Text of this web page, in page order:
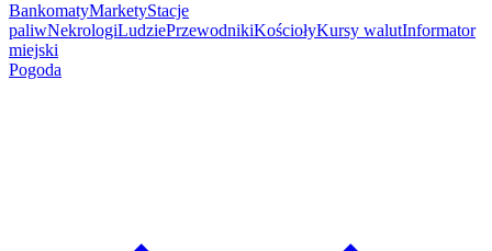
BankomatyMarketyStacje
paliwNekrologiLudziePrzewodnikiKościołyKursy walutInformator
miejski
Pogoda